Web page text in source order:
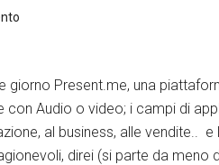
giorno Present.me, una
con Audio o video; i campi di
al business, alle vendite..
direi (si parte da meno